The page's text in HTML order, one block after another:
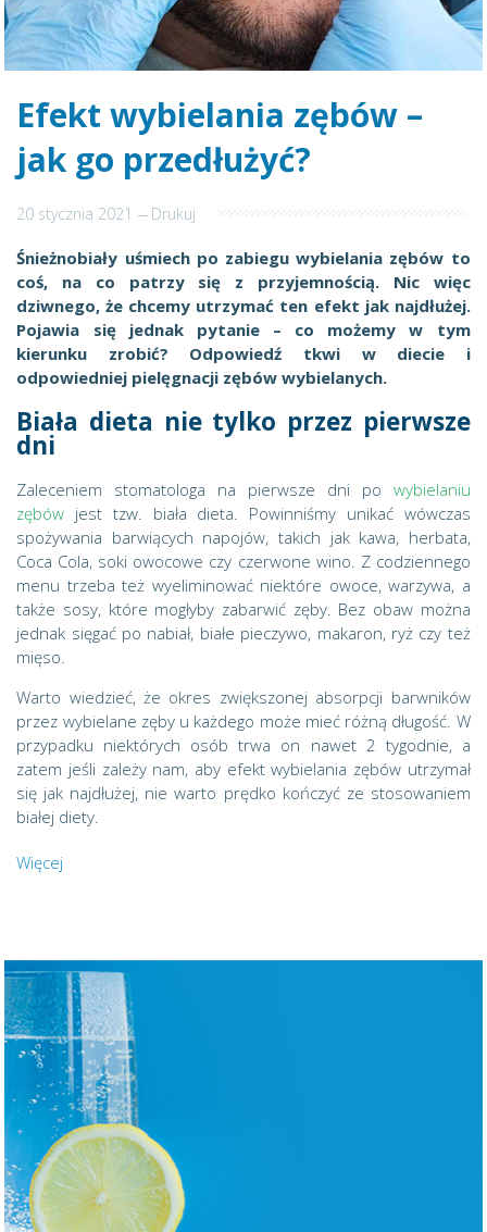
Efekt wybielania zębów –
jak go przedłużyć?
20 stycznia 2021--- Drukuj
Śnieżnobiały uśmiech po zabiegu wybielania zębów to
coś, na co patrzy się z przyjemnością. Nic więc
dziwnego, że chcemy utrzymać ten efekt jak najdłużej.
Pojawia się jednak pytanie – co możemy w tym
kierunku zrobić? Odpowiedź tkwi w diecie i
odpowiedniej pielęgnacji zębów wybielanych.
Biała dieta nie tylko przez pierwsze
dni
Zaleceniem stomatologa na pierwsze dni po wybielaniu
zębów jest tzw. biała dieta. Powinniśmy unikać wówczas
spożywania barwiących napojów, takich jak kawa, herbata,
Coca Cola, soki owocowe czy czerwone wino. Z codziennego
menu trzeba też wyeliminować niektóre owoce, warzywa, a
także sosy, które mogłyby zabarwić zęby. Bez obaw można
jednak sięgać po nabiał, białe pieczywo, makaron, ryż czy też
mięso.
Warto wiedzieć, że okres zwiększonej absorpcji barwników
przez wybielane zęby u każdego może mieć różną długość. W
przypadku niektórych osób trwa on nawet 2 tygodnie, a
zatem jeśli zależy nam, aby efekt wybielania zębów utrzymał
się jak najdłużej, nie warto prędko kończyć ze stosowaniem
białej diety.
Więcej